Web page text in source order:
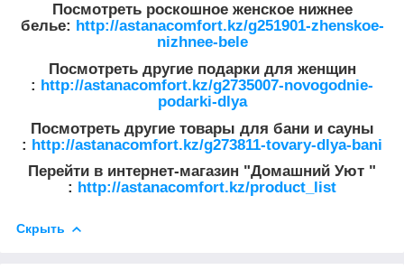
Посмотреть роскошное женское нижнее
белье: http://astanacomfort.kz/g251901-zhenskoe-
nizhnee-bele
Посмотреть другие подарки для женщин
: http://astanacomfort.kz/g2735007-novogodnie-
podarki-dlya
Посмотреть другие товары для бани и сауны
: http://astanacomfort.kz/g273811-tovary-dlya-bani
Перейти в интернет-магазин "Домашний Уют "
: http://astanacomfort.kz/product_list
Скрыть